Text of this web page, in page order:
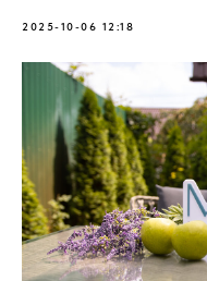
2025-10-06 12:18